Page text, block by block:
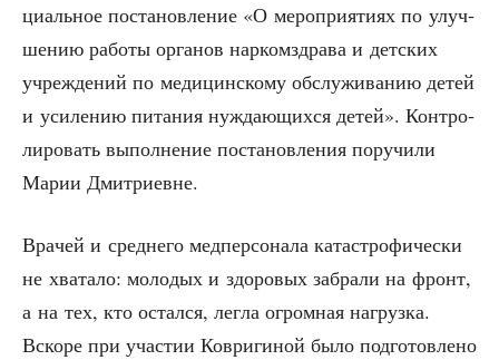
ци­аль­ное поста­нов­ле­ние «О меро­при­я­ти­ях по улуч­
ше­нию рабо­ты орга­нов нар­ком­здра­ва и дет­ских
учре­жде­ний по меди­цин­ско­му обслу­жи­ва­нию детей
и уси­ле­нию пита­ния нуж­да­ю­щих­ся детей». Кон­тро­
ли­ро­вать выпол­не­ние поста­нов­ле­ния пору­чи­ли
Марии Дмитриевне.
Вра­чей и сред­не­го мед­пер­со­на­ла ката­стро­фи­че­ски
не хва­та­ло: моло­дых и здо­ро­вых забра­ли на фронт,
а на тех, кто остал­ся, лег­ла огром­ная нагруз­ка.
Вско­ре при уча­стии Коври­ги­ной было под­го­тов­ле­но